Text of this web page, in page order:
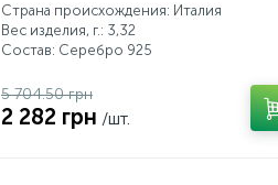
Страна происхождения: Италия
Вес изделия, г.: 3,32
Состав: Серебро 925
5 704.50 грн
2 282 грн /шт.